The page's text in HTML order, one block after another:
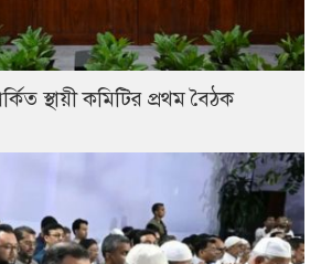
স্থায়ী কমিটির প্রথম বৈঠক